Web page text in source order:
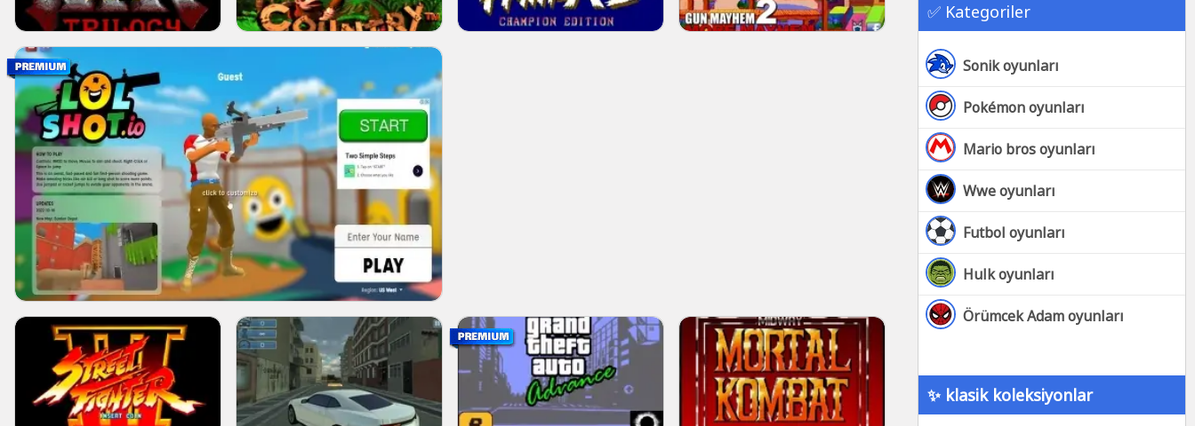
✅ Kategoriler
Sonik oyunları
Pokémon oyunları
Mario bros oyunları
Wwe oyunları
Futbol oyunları
Hulk oyunları
Örümcek Adam oyunları
✨ klasik koleksiyonlar